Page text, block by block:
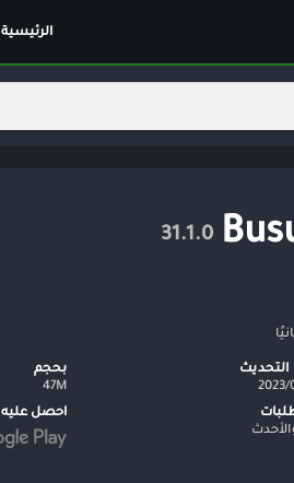
الرئيسية
31.1.0
التحديث
بحجم
47M
احصل عليه